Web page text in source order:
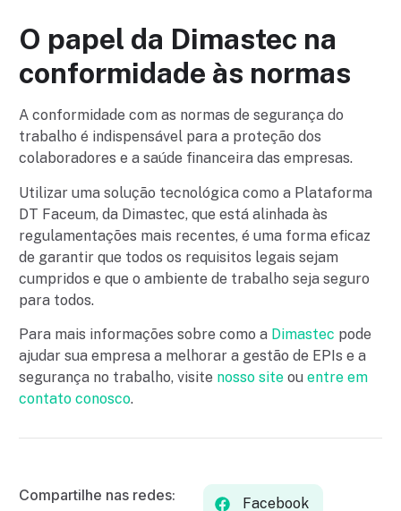
O papel da Dimastec na
conformidade às normas
A conformidade com as normas de segurança do
trabalho é indispensável para a proteção dos
colaboradores e a saúde financeira das empresas.
Utilizar uma solução tecnológica como a Plataforma
DT Faceum, da Dimastec, que está alinhada às
regulamentações mais recentes, é uma forma eficaz
de garantir que todos os requisitos legais sejam
cumpridos e que o ambiente de trabalho seja seguro
para todos.
Para mais informações sobre como a Dimastec pode
ajudar sua empresa a melhorar a gestão de EPIs e a
segurança no trabalho, visite nosso siteou entre em
contato conosco.
Compartilhe nas redes: Facebook